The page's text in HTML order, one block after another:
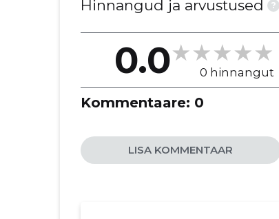
Hinnangud ja arvustused ?
0.0 0 hinnangut
Kommentaare: 0
LISA KOMMENTAAR